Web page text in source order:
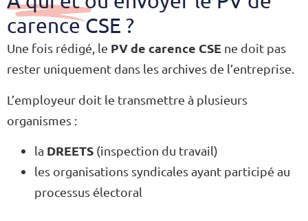
carence CSE ?
Une fois rédigé, le PV de carence CSE ne doit pas
rester uniquement dans les archives de l’entreprise.
L’employeur doit le transmettre à plusieurs
organismes :
la DREETS (inspection du travail)
les organisations syndicales ayant participé au
processus électoral